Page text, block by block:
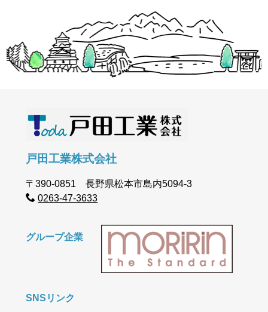
戸田工業株式会社
〒390-0851 長野県松本市島内5094-3
0263-47-3633
グループ企業
SNSリンク